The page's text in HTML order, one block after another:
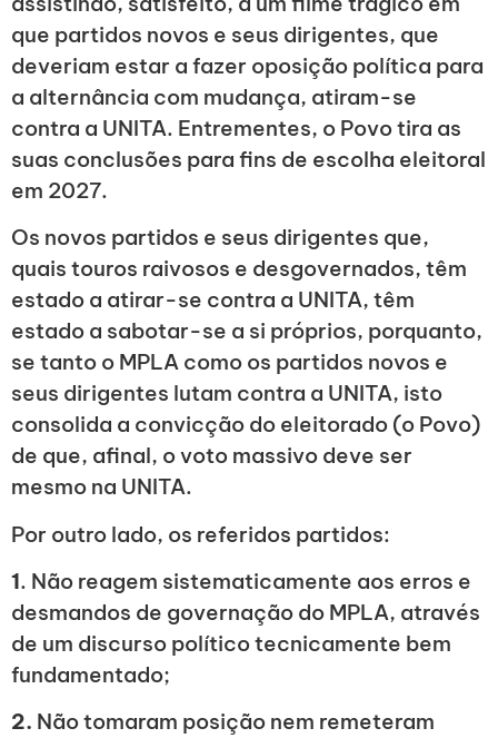
que partidos novos e seus dirigentes, que
deveriam estar a fazer oposição política para
a alternância com mudança, atiram-se
contra a UNITA. Entrementes, o Povo tira as
suas conclusões para fins de escolha eleitoral
em 2027.
Os novos partidos e seus dirigentes que,
quais touros raivosos e desgovernados, têm
estado a atirar-se contra a UNITA, têm
estado a sabotar-se a si próprios, porquanto,
se tanto o MPLA como os partidos novos e
seus dirigentes lutam contra a UNITA, isto
consolida a convicção do eleitorado (o Povo)
de que, afinal, o voto massivo deve ser
mesmo na UNITA.
Por outro lado, os referidos partidos:
1. Não reagem sistematicamente aos erros e
desmandos de governação do MPLA, através
de um discurso político tecnicamente bem
fundamentado;
2. Não tomaram posição nem remeteram